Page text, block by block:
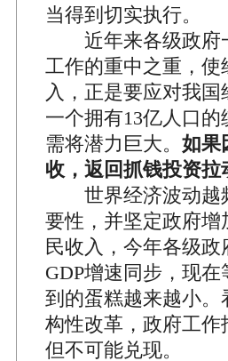
当得到切实执行。
近年来各级政府
工作的重中之重，
入，正是要应对我
一个拥有13亿人口
需将潜力巨大。 如果
收，返回抓钱投资
世界经济波动越
要性，并坚定政府
民收入，今年各级
GDP增速同步，现
到的蛋糕越来越小
构性改革，政府工
但不可能兑现。